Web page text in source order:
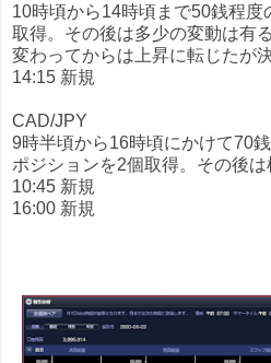
10時頃から14時頃まで50銭程度
取得。その後は多少の変動は有
変わってからは上昇に転じたが
14:15 新規
CAD/JPY
9時半頃から16時頃にかけて70
ポジションを2個取得。その後は
10:45 新規
16:00 新規